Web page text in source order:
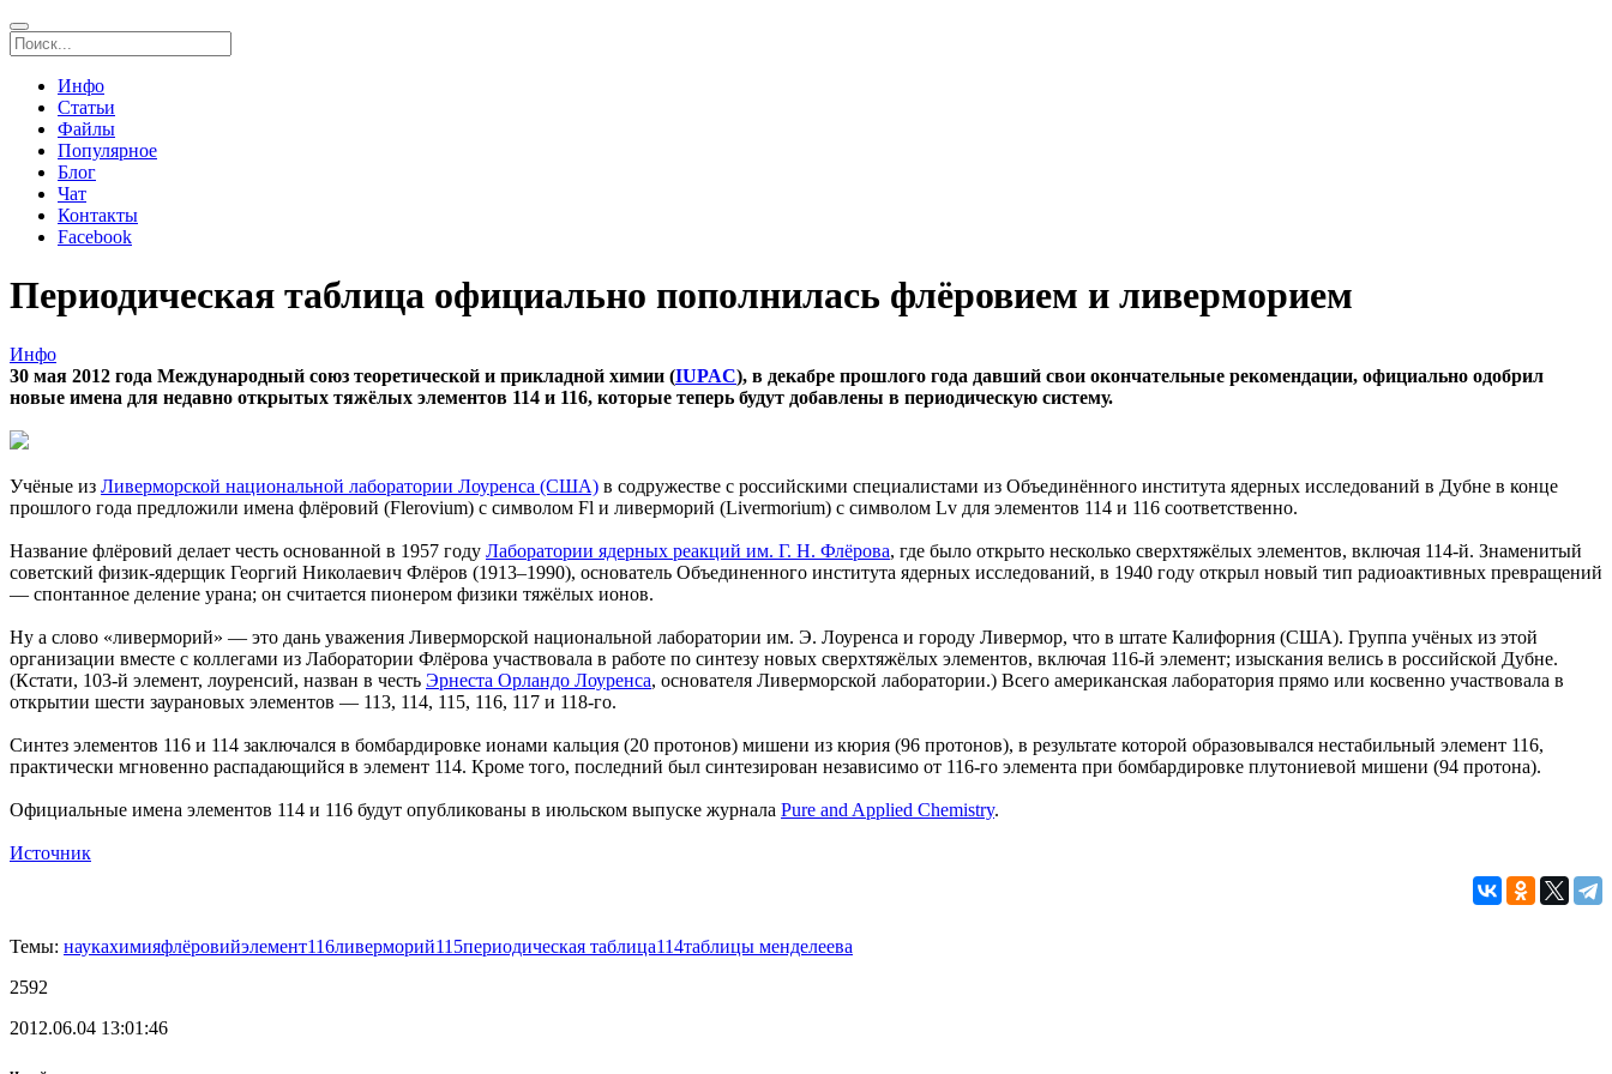
Инфо
Статьи
Файлы
Популярное
Блог
Чат
Контакты
Facebook
Периодическая таблица официально пополнилась флёровием и ливерморием
Инфо
30 мая 2012 года Международный союз теоретической и прикладной химии (IUPAC), в декабре прошлого года давший свои окончательные рекомендации, официально одобрил
новые имена для недавно открытых тяжёлых элементов 114 и 116, которые теперь будут добавлены в периодическую систему.
Учёные из Ливерморской национальной лаборатории Лоуренса (США) в содружестве с российскими специалистами из Объединённого института ядерных исследований в Дубне в конце
прошлого года предложили имена флёровий (Flerovium) с символом Fl и ливерморий (Livermorium) с символом Lv для элементов 114 и 116 соответственно.
Название флёровий делает честь основанной в 1957 году Лаборатории ядерных реакций им. Г. Н. Флёрова, где было открыто несколько сверхтяжёлых элементов, включая 114-й. Знаменитый
советский физик-ядерщик Георгий Николаевич Флёров (1913–1990), основатель Объединенного института ядерных исследований, в 1940 году открыл новый тип радиоактивных превращений
— спонтанное деление урана; он считается пионером физики тяжёлых ионов.
Ну а слово «ливерморий» — это дань уважения Ливерморской национальной лаборатории им. Э. Лоуренса и городу Ливермор, что в штате Калифорния (США). Группа учёных из этой
организации вместе с коллегами из Лаборатории Флёрова участвовала в работе по синтезу новых сверхтяжёлых элементов, включая 116-й элемент; изыскания велись в российской Дубне.
(Кстати, 103-й элемент, лоуренсий, назван в честь Эрнеста Орландо Лоуренса, основателя Ливерморской лаборатории.) Всего американская лаборатория прямо или косвенно участвовала в
открытии шести заурановых элементов — 113, 114, 115, 116, 117 и 118-го.
Синтез элементов 116 и 114 заключался в бомбардировке ионами кальция (20 протонов) мишени из кюрия (96 протонов), в результате которой образовывался нестабильный элемент 116,
практически мгновенно распадающийся в элемент 114. Кроме того, последний был синтезирован независимо от 116-го элемента при бомбардировке плутониевой мишени (94 протона).
Официальные имена элементов 114 и 116 будут опубликованы в июльском выпуске журнала Pure and Applied Chemistry.
Источник
Темы: наукахимияфлёровийэлемент116ливерморий115периодическая таблица114таблицы менделеева
2592
2012.06.04 13:01:46